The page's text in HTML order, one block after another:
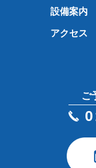
設備案内
アクセス
ご